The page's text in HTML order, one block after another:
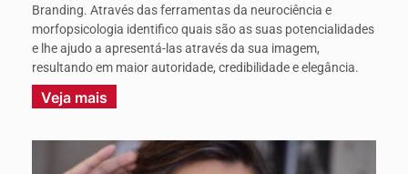
Branding. Através das ferramentas da neurociência e
morfopsicologia identifico quais são as suas potencialidades
e lhe ajudo a apresentá-las através da sua imagem,
resultando em maior autoridade, credibilidade e elegância.
Veja mais